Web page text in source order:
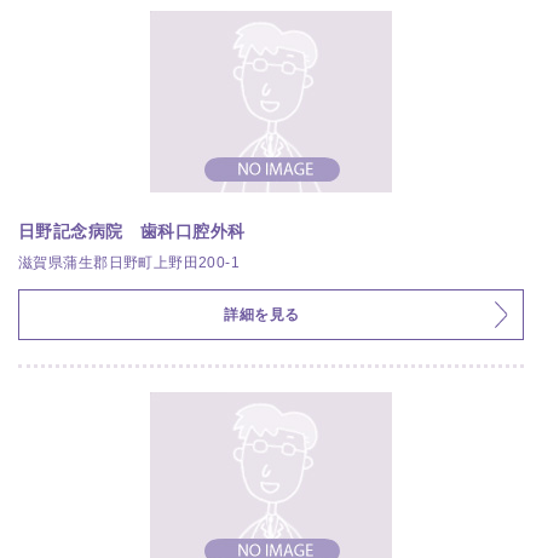
日野記念病院 歯科口腔外科
滋賀県蒲生郡日野町上野田200-1
詳細を見る